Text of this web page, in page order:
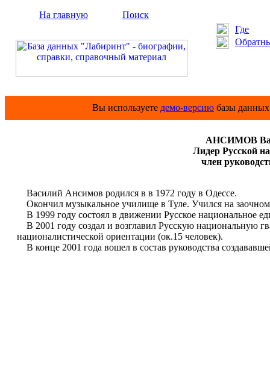
На главную
Поиск
Где
Вы используете демо-версию базы
АНСИМОВ
Лидер Русской
член
Василий Ансимов родился в в 1972 году в Одессе.
Окончил музыкальное училище в Туле. Учился на
В 1999 году состоял в движении Русское национальное
В 2001 году создал и возглавил Русскую национальную
националистической ориентации (ок.15 человек).
В конце 2001 года вошел в состав руководства